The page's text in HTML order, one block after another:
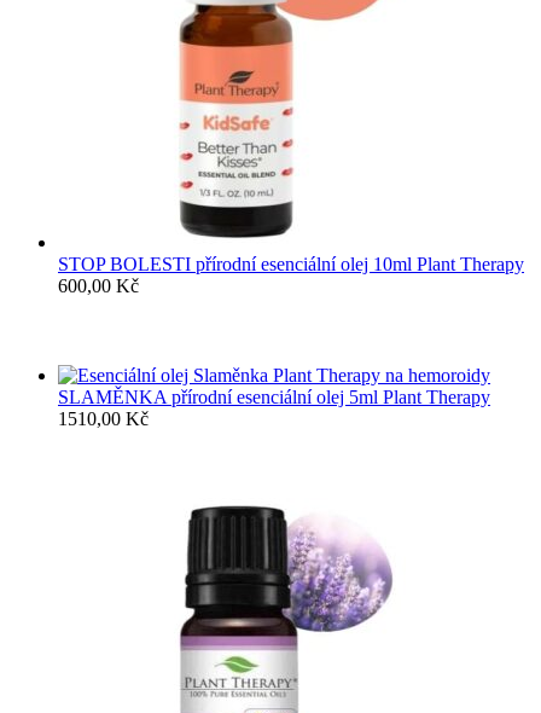
STOP BOLESTI přírodní esenciální olej 10ml Plant Therapy
600,00 Kč
SLAMĚNKA přírodní esenciální olej 5ml Plant Therapy
1510,00 Kč